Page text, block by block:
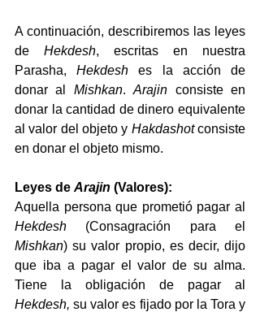
A continuación, describiremos las leyes
de Hekdesh, escritas en nuestra
Parasha, Hekdesh es la acción de
donar al Mishkan. Arajin consiste en
donar la cantidad de dinero equivalente
al valor del objeto y Hakdashot consiste
en donar el objeto mismo.
Leyes de Arajin (Valores):
Hekdesh
Mishkan) su valor propio, es decir, dijo
que iba a pagar el valor de su alma.
Hekdesh, su valor es fijado por la Tora y